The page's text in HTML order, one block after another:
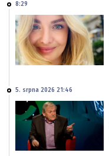
8:29
5. srpna 2026 21:46